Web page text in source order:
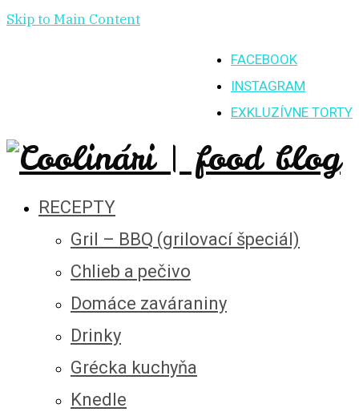
Skip to Main Content
FACEBOOK
INSTAGRAM
EXKLUZÍVNE TORTY
RECEPTY
Gril – BBQ (grilovací špeciál)
Chlieb a pečivo
Domáce zaváraniny
Drinky
Grécka kuchyňa
Knedle